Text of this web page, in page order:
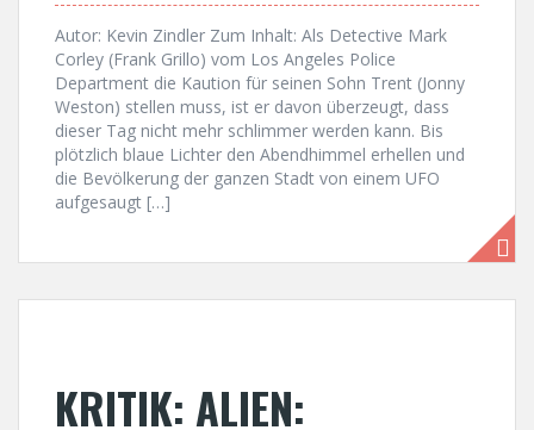
Autor: Kevin Zindler Zum Inhalt: Als Detective Mark
Corley (Frank Grillo) vom Los Angeles Police
Department die Kaution für seinen Sohn Trent (Jonny
Weston) stellen muss, ist er davon überzeugt, dass
dieser Tag nicht mehr schlimmer werden kann. Bis
plötzlich blaue Lichter den Abendhimmel erhellen und
die Bevölkerung der ganzen Stadt von einem UFO
aufgesaugt […]
KRITIK: ALIEN: